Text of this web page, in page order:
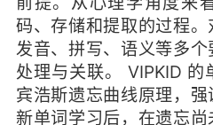
码、存储和提取的过程
发音、拼写、语义等多
处理与关联。 VIPKID
宾浩斯遗忘曲线原理，强
新单词学习后，在遗忘